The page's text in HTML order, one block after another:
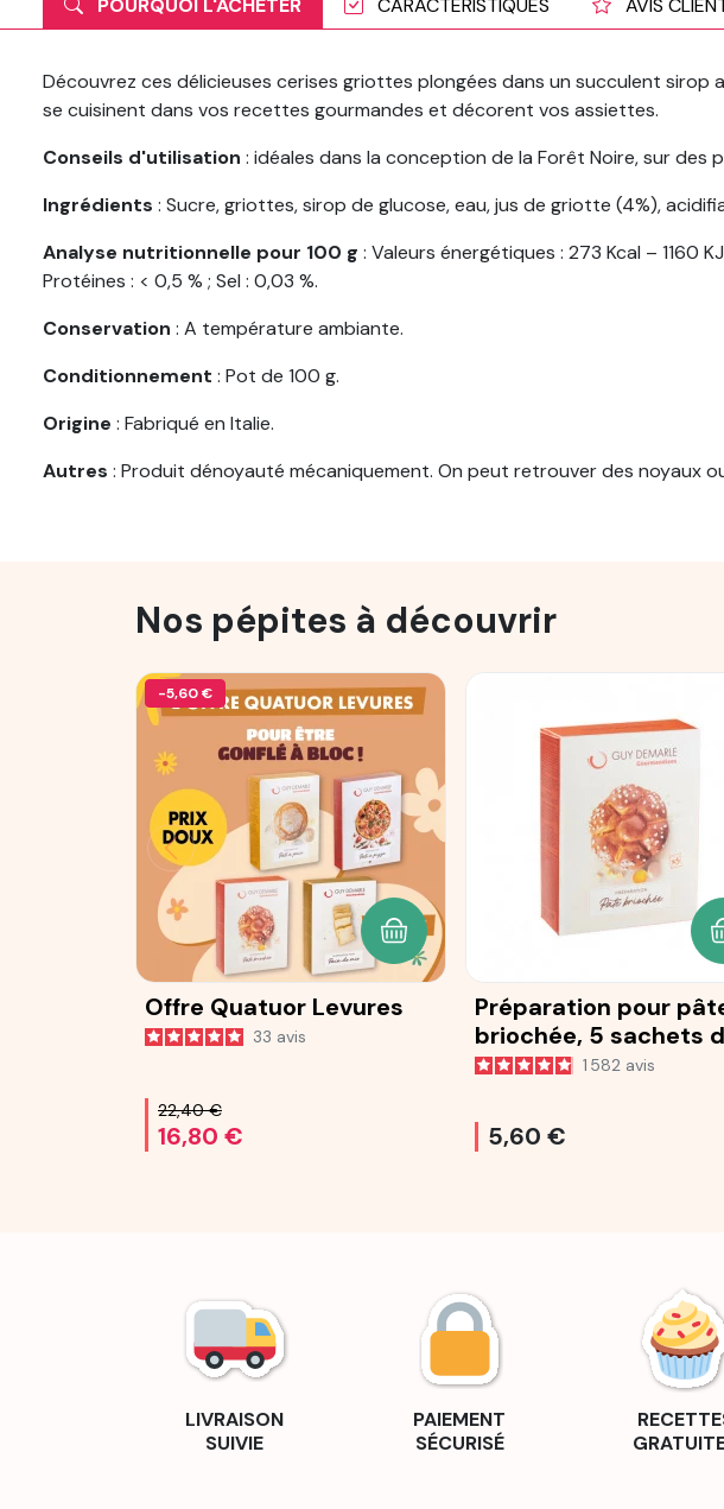
POURQUOI L'ACHETER CARACTÉRISTIQUES AVIS
Découvrez ces délicieuses cerises griottes plongées dans un succulent
se cuisinent dans vos recettes gourmandes et décorent vos assiettes.
Conseils d'utilisation : idéales dans la conception de la Forêt Noire, sur
Ingrédients : Sucre, griottes, sirop de glucose, eau, jus de griotte (4%),
Analyse nutritionnelle pour 100 g : Valeurs énergétiques : 273 Kcal – 1160
Protéines : < 0,5 % ; Sel : 0,03 %.
Conservation : A température ambiante.
Conditionnement : Pot de 100 g.
Origine : Fabriqué en Italie.
Autres : Produit dénoyauté mécaniquement. On peut retrouver des noyaux
Nos pépites à découvrir
-5,60 €
Offre Quatuor Levures
33 avis
22,40 €
16,80 €
AJOUTER AU PANIER
Préparation pour
briochée, 5 sachets
25 g
1 582 avis
5,60 €
LIVRAISON
SUIVIE
PAIEMENT
SÉCURISÉ